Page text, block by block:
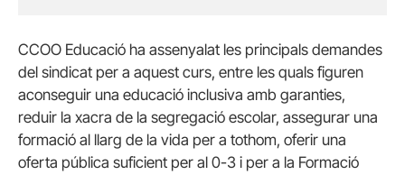
CCOO Educació ha assenyalat les principals demandes
del sindicat per a aquest curs, entre les quals figuren
aconseguir una educació inclusiva amb garanties,
reduir la xacra de la segregació escolar, assegurar una
formació al llarg de la vida per a tothom, oferir una
oferta pública suficient per al 0-3 i per a la Formació